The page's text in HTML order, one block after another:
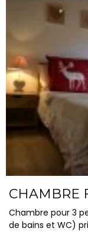
CHAMBRE
Chambre pour 3
de bains et WC)